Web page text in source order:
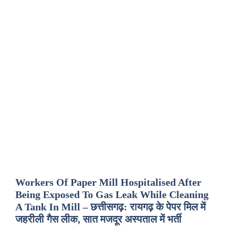
Workers Of Paper Mill Hospitalised After
Being Exposed To Gas Leak While Cleaning
A Tank In Mill – छत्तीसगढ़: रायगढ़ के पेपर मिल में
जहरीली गैस लीक, सात मजदूर अस्पताल में भर्ती